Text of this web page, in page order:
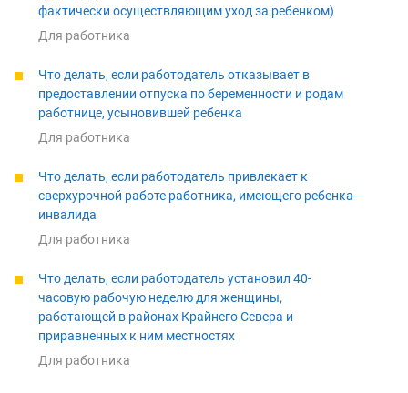
фактически осуществляющим уход за ребенком)
Для работника
Что делать, если работодатель отказывает в
предоставлении отпуска по беременности и родам
работнице, усыновившей ребенка
Для работника
Что делать, если работодатель привлекает к
сверхурочной работе работника, имеющего ребенка-
инвалида
Для работника
Что делать, если работодатель установил 40-
часовую рабочую неделю для женщины,
работающей в районах Крайнего Севера и
приравненных к ним местностях
Для работника